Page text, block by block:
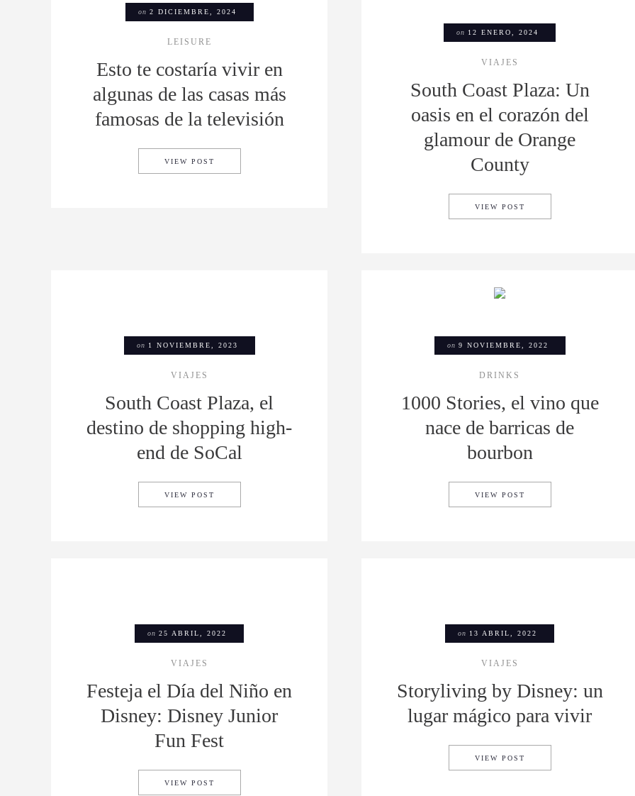
on 2 DICIEMBRE, 2024
LEISURE
Esto te costaría vivir en
algunas de las casas más
famosas de la televisión
VIEW POST ESTO TE COSTARÍA VIVIR EN ALGUNAS DE LAS CASAS MÁS FAMOSAS DE LA TELEVISIÓN
on 12 ENERO, 2024
VIAJES
South Coast Plaza: Un
oasis en el corazón del
glamour de Orange
County
VIEW POST
on 1 NOVIEMBRE, 2023
VIAJES
South Coast Plaza, el
destino de shopping high-
end de SoCal
VIEW POST SOUTH COAST PLAZA, EL DESTINO DE SHOPPING HIGH-END DE SOCAL
on 9 NOVIEMBRE, 2022
DRINKS
1000 Stories, el vino que
nace de barricas de
bourbon
VIEW POST
on 25 ABRIL, 2022
VIAJES
Festeja el Día del Niño en
Disney: Disney Junior
Fun Fest
VIEW POST
on 13 ABRIL, 2022
VIAJES
Storyliving by Disney: un
lugar mágico para vivir
VIEW POST